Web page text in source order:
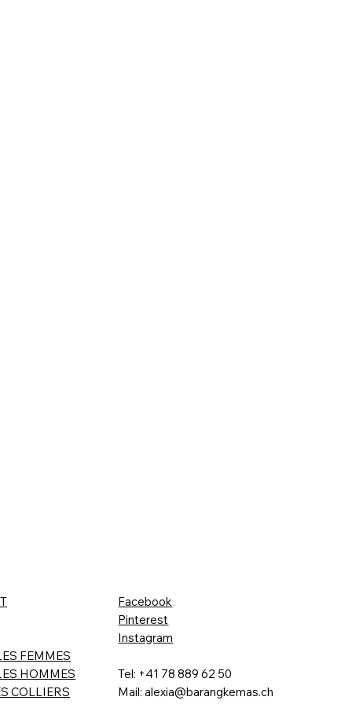
FEMMES
HOMMES
COLLIERS
Facebook
Pinterest
Instagram
Tel: +41 78 889 62 50
Mail: alexia@barangkemas.ch